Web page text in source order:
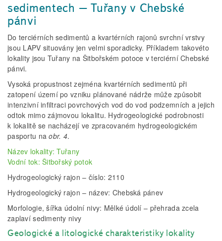
sedimentech – Tuřany v Chebské
pánvi
Do terciérních sedimentů a kvartérních rajonů svrchní vrstvy
jsou LAPV situovány jen velmi sporadicky. Příkladem takovéto
lokality jsou Tuřany na Šitbořském potoce v terciérní Chebské
pánvi.
Vysoká propustnost zejména kvartérních sedimentů při
zatopení území po vzniku plánované nádrže může způsobit
intenzivní infiltraci povrchových vod do vod podzemních a jejich
odtok mimo zájmovou lokalitu. Hydrogeologické podrobnosti
k lokalitě se nacházejí ve zpracovaném hydrogeologickém
pasportu naobr. 4.
Název lokality:Tuřany
Vodní tok:Šitbořský potok
Hydrogeologický rajon – číslo: 2110
Hydrogeologický rajon – název: Chebská pánev
Morfologie, šířka údolní nivy: Mělké údolí – přehrada zcela
zaplaví sedimenty nivy
Geologické a litologické charakteristiky lokality